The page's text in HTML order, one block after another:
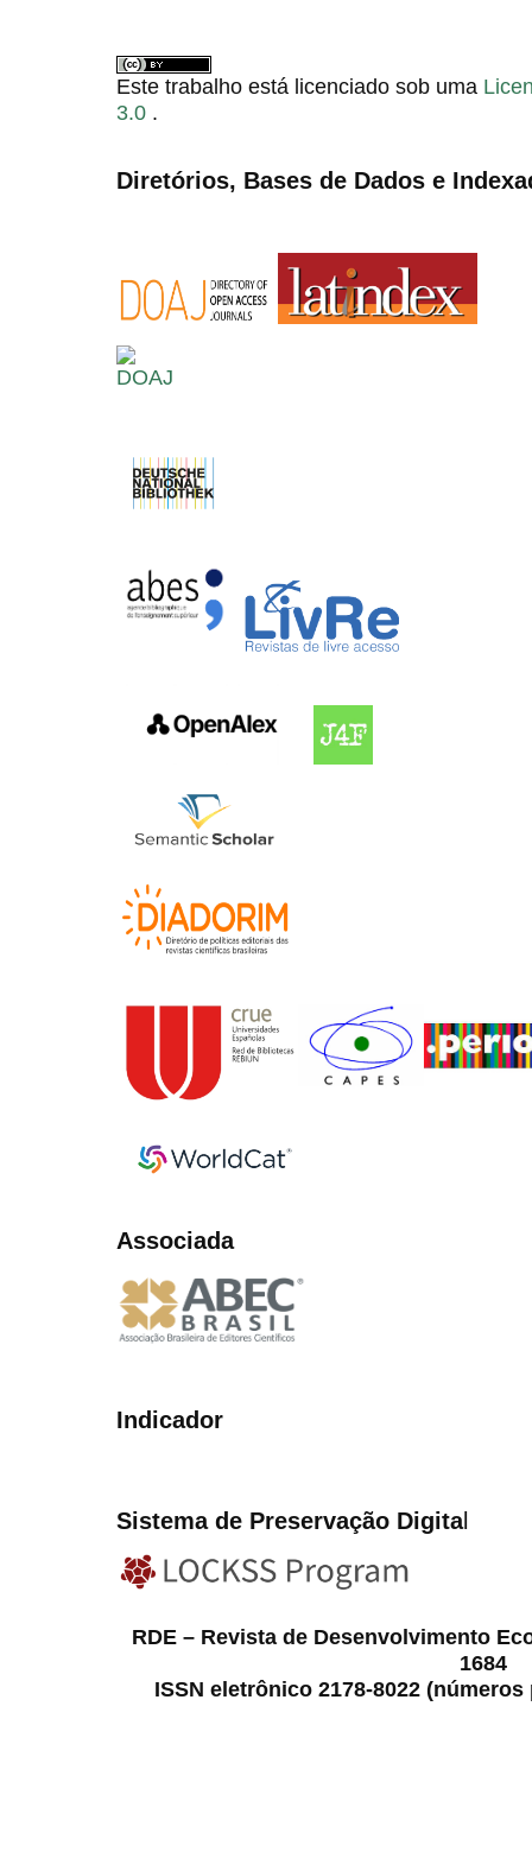
Este trabalho está licenciado sob uma
3.0 .
Diretórios, Bases de Dados e
Associada
Indicador
Sistema de Preservação Digital
RDE – Revista de Desenvolvimento
1684
ISSN eletrônico 2178-8022